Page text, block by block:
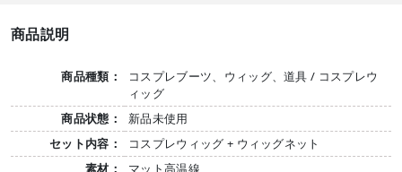
商品説明
商品種類：
コスプレブーツ、ウィッグ、道具 / コスプレウ
ィッグ
商品状態：
新品未使用
セット内容：
コスプレウィッグ + ウィッグネット
素材：
マット高温線